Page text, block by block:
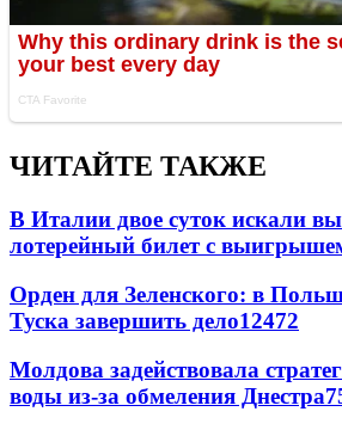
ЧИТАЙТЕ ТАКЖЕ
В Италии двое суток искали
лотерейный билет с
Орден для Зеленского: в
Туска завершить дело12472
Молдова задействовала
воды из-за обмеления Днестра